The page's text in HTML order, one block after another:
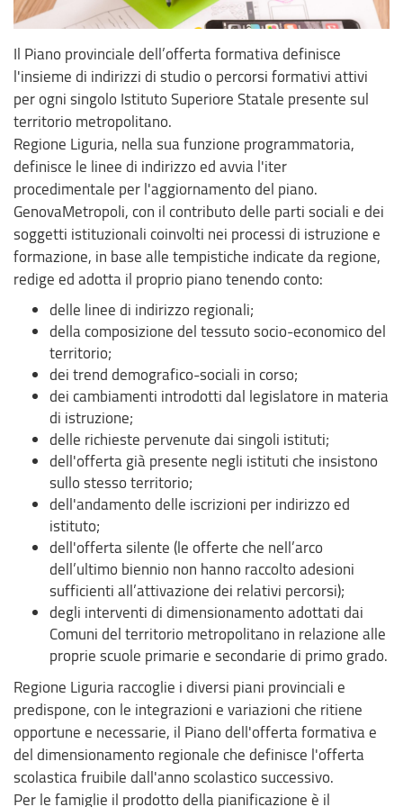
Il Piano provinciale dell’offerta formativa definisce
l'insieme di indirizzi di studio o percorsi formativi attivi
per ogni singolo Istituto Superiore Statale presente sul
territorio metropolitano.
Regione Liguria, nella sua funzione programmatoria,
definisce le linee di indirizzo ed avvia l'iter
procedimentale per l'aggiornamento del piano.
GenovaMetropoli, con il contributo delle parti sociali e dei
soggetti istituzionali coinvolti nei processi di istruzione e
formazione, in base alle tempistiche indicate da regione,
redige ed adotta il proprio piano tenendo conto:
delle linee di indirizzo regionali;
della composizione del tessuto socio-economico del
territorio;
dei trend demografico-sociali in corso;
dei cambiamenti introdotti dal legislatore in materia
di istruzione;
delle richieste pervenute dai singoli istituti;
dell'offerta già presente negli istituti che insistono
sullo stesso territorio;
dell'andamento delle iscrizioni per indirizzo ed
istituto;
dell'offerta silente (le offerte che nell’arco
dell’ultimo biennio non hanno raccolto adesioni
sufficienti all’attivazione dei relativi percorsi);
degli interventi di dimensionamento adottati dai
Comuni del territorio metropolitano in relazione alle
proprie scuole primarie e secondarie di primo grado.
Regione Liguria raccoglie i diversi piani provinciali e
predispone, con le integrazioni e variazioni che ritiene
opportune e necessarie, il Piano dell'offerta formativa e
del dimensionamento regionale che definisce l'offerta
scolastica fruibile dall'anno scolastico successivo.
Per le famiglie il prodotto della pianificazione è il